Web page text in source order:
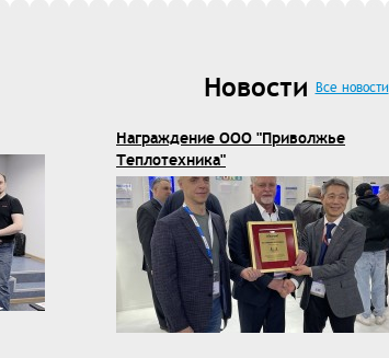
НовостиВсе новости
Награждение ООО "Приволжье
Теплотехника"